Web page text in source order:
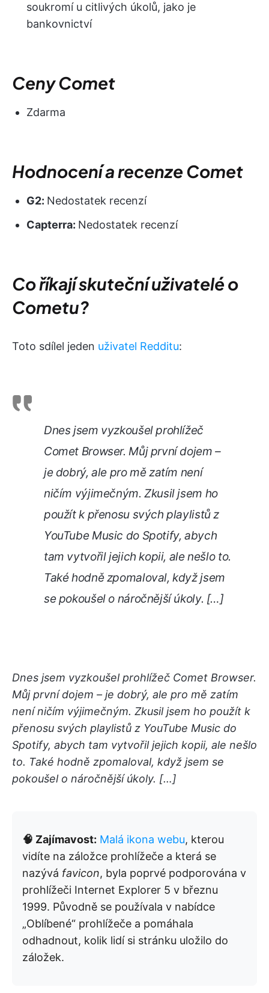
soukromí u citlivých úkolů, jako je
bankovnictví
Ceny Comet
Zdarma
Hodnocení a recenze Comet
G2: Nedostatek recenzí
Capterra: Nedostatek recenzí
Co říkají skuteční uživatelé o
Cometu?
Toto sdílel jeden uživatel Redditu:
Dnes jsem vyzkoušel prohlížeč
Comet Browser. Můj první dojem –
je dobrý, ale pro mě zatím není
ničím výjimečným. Zkusil jsem ho
použít k přenosu svých playlistů z
YouTube Music do Spotify, abych
tam vytvořil jejich kopii, ale nešlo to.
Také hodně zpomaloval, když jsem
se pokoušel o náročnější úkoly. […]
Dnes jsem vyzkoušel prohlížeč Comet Browser.
Můj první dojem – je dobrý, ale pro mě zatím
není ničím výjimečným. Zkusil jsem ho použít k
přenosu svých playlistů z YouTube Music do
Spotify, abych tam vytvořil jejich kopii, ale nešlo
to. Také hodně zpomaloval, když jsem se
pokoušel o náročnější úkoly. […]
🧠 Zajímavost: Malá ikona webu, kterou
vidíte na záložce prohlížeče a která se
nazývá favicon, byla poprvé podporována v
prohlížeči Internet Explorer 5 v březnu
1999. Původně se používala v nabídce
„Oblíbené“ prohlížeče a pomáhala
odhadnout, kolik lidí si stránku uložilo do
záložek.